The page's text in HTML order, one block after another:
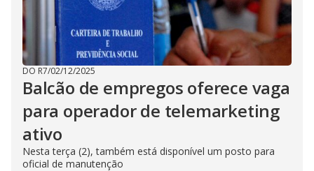
DO R7/02/12/2025
Balcão de empregos oferece vaga
para operador de telemarketing
ativo
Nesta terça (2), também está disponível um posto para
oficial de manutenção